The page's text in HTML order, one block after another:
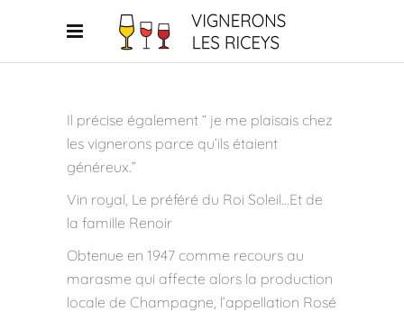
Il précise également “ je me plaisais chez
les vignerons parce qu’ils étaient
généreux.”
Vin royal, Le préféré du Roi Soleil…Et de
la famille Renoir
Obtenue en 1947 comme recours au
marasme qui affecte alors la production
locale de Champagne, l’appellation Rosé